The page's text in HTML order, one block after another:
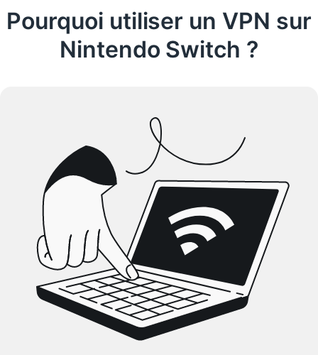
Pourquoi utiliser un VPN sur
Nintendo Switch ?